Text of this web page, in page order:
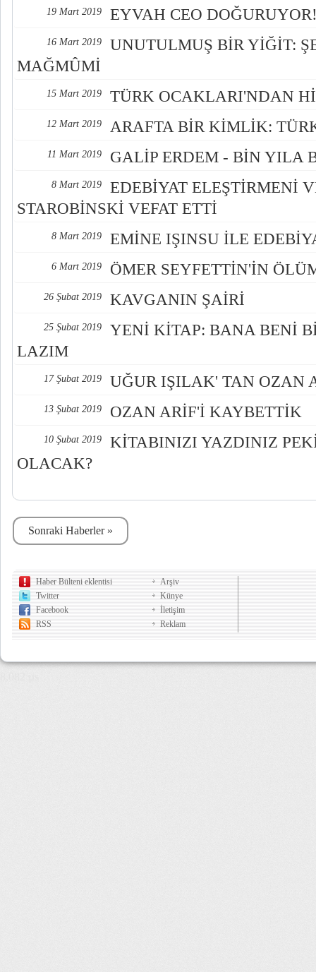
19 Mart 2019 EYVAH CEO
16 Mart 2019
UNUTULMUŞ BİR YİĞİT:
MAĞMÛMİ
15 Mart 2019 TÜRK OCAKLARI'NDAN
12 Mart 2019 ARAFTA BİR KİMLİK:
11 Mart 2019 GALİP ERDEM - BİN YILA
8 Mart 2019
EDEBİYAT ELEŞTİRMENİ
STAROBİNSKİ VEFAT ETTİ
8 Mart 2019 EMİNE IŞINSU İLE
6 Mart 2019 ÖMER SEYFETTİN'İN
26 Şubat 2019 KAVGANIN ŞAİRİ
25 Şubat 2019
YENİ KİTAP: BANA BENİ
LAZIM
17 Şubat 2019 UĞUR IŞILAK' TAN OZAN
13 Şubat 2019 OZAN ARİF'İ KAYBETTİK
10 Şubat 2019
KİTABINIZI YAZDINIZ
OLACAK?
Sonraki Haberler »
Haber Bülteni eklentisi
Twitter
Facebook
RSS
Arşiv
Künye
İletişim
Reklam